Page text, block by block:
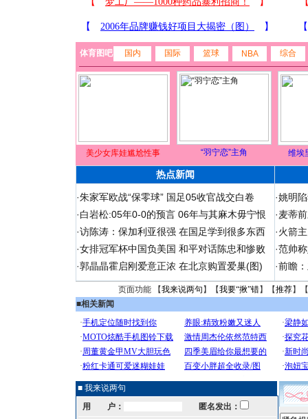
体育图吧 国内 国际 篮球 NBA 综合
美少女库娃尴尬性事 “羽宁恋”主角 维埃
热点新闻
·朱家军欧战“保零球” 国足05收官战交白卷
·白岩松:05年0-0的预言 06年与其麻木毋宁恨
·访陈涛：保加利亚很强 在国足学到很多东西
·女排冠军杯中国负美国 和平对话陈忠和惨败
·郭晶晶霍启刚爱意正浓 在北京购置爱巢(图)
·姚明
·麦蒂
·火箭
·范帅
·前瞻
页面功能 【我来说两句 】【我要“揪”错】【推荐】
■相关新闻
■ 我来说两句
用 户：
匿名发出：